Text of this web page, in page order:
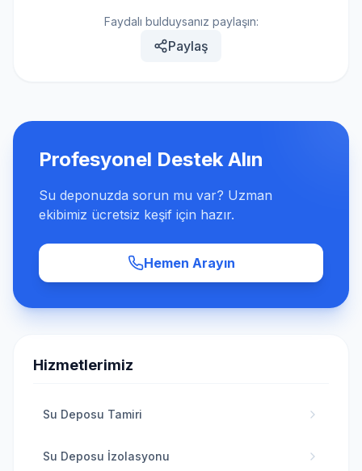
Faydalı bulduysanız paylaşın:
Paylaş
Profesyonel Destek Alın
Su deponuzda sorun mu var? Uzman
ekibimiz ücretsiz keşif için hazır.
Hemen Arayın
Hizmetlerimiz
Su Deposu Tamiri
Su Deposu İzolasyonu